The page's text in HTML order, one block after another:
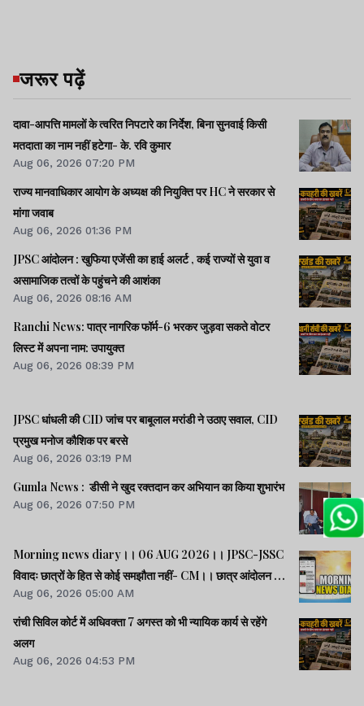
जरूर पढ़ें
दावा-आपत्ति मामलों के त्वरित निपटारे का निर्देश, बिना सुनवाई किसी
मतदाता का नाम नहीं हटेगा- के. रवि कुमार
Aug 06, 2026 07:20 PM
राज्य मानवाधिकार आयोग के अध्यक्ष की नियुक्ति पर HC ने सरकार से
मांगा जवाब
Aug 06, 2026 01:36 PM
JPSC आंदोलन : खुफिया एजेंसी का हाई अलर्ट , कई राज्यों से युवा व
असामाजिक तत्वों के पहुंचने की आशंका
Aug 06, 2026 08:16 AM
Ranchi News: पात्र नागरिक फॉर्म-6 भरकर जुड़वा सकते वोटर
लिस्ट में अपना नाम: उपायुक्त
Aug 06, 2026 08:39 PM
JPSC धांधली की CID जांच पर बाबूलाल मरांडी ने उठाए सवाल, CID
प्रमुख मनोज कौशिक पर बरसे
Aug 06, 2026 03:19 PM
Gumla News : डीसी ने खुद रक्तदान कर अभियान का किया शुभारंभ
Aug 06, 2026 07:50 PM
Morning news diary।। 06 AUG 2026।। JPSC-JSSC
विवादः छात्रों के हित से कोई समझौता नहीं- CM।। छात्र आंदोलन के
समर्थन में झारखंड आएंगे अभिजीत दीपके।। जब तक अमित शाह सदन
में जवाब नहीं देते, चर्चा नहीं होगीः राहुल।। समेत कई खबरें व वीडियो.
Aug 06, 2026 05:00 AM
रांची सिविल कोर्ट में अधिवक्ता 7 अगस्त को भी न्यायिक कार्य से रहेंगे
अलग
Aug 06, 2026 04:53 PM